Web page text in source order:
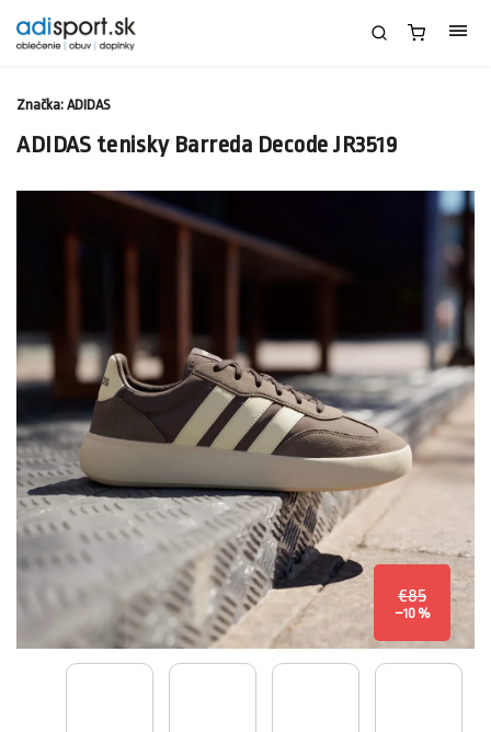
ADIDAS tenisky Barreda Decode JR3519
€85
–10 %
Značka: ADIDAS